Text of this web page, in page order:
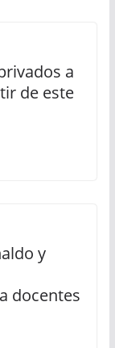
a
de este
y
docentes